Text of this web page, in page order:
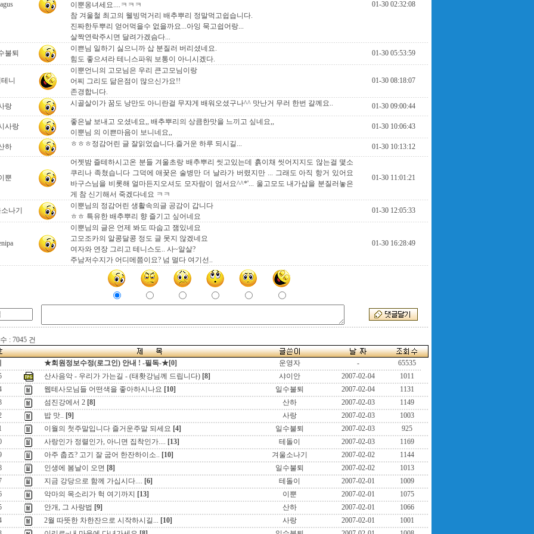
이뿐옹녀세요....ㅋㅋㅋ
참 겨울철 최고의 웰빙먹거리 배추뿌리 정말먹고쉽습니다.
진짜한두뿌리 얻어먹을수 없을까요...아잉 묵고쉽어랑...
살짝연락주시면 달려가겠슴다...
01-30 02:32:08
불퇴
이쁜님 일하기 싫으니까 삽 분질러 버리셨네요.
힘도 좋으셔라 테니스파워 보통이 아니시겠다.
01-30 05:53:59
니
이뿐언니의 고모님은 우리 큰고모님이랑
어찌 그리도 닮은점이 많으신가요!!
존경합니다.
01-30 08:18:07
랑 시골살이가 꿈도 낭만도 아니란걸 무쟈게 배워오셨구나^^ 맛난거 무러 한번 갈께요.. 01-30 09:00:44
사랑
좋은날 보내고 오셨네요,, 배추뿌리의 상큼한맛을 느끼고 싶네요,,
이뿐님 의 이쁜마음이 보니네요,,
01-30 10:06:43
하 ㅎㅎㅎ정감어린 글 잘읽었습니다.즐거운 하루 되시길... 01-30 10:13:12
뿐
어젯밤 즐테하시고온 분들 겨울초랑 배추뿌리 씻고있는데 흙이채 씻어지지도 않는걸 몇소
쿠리나 족쳤습니다 그덕에 애꿎은 술병만 더 날라가 버렸지만 ... 그래도 아직 항거 있어요
바구스님을 비롯해 얼마든지오셔도 모자람이 엄서요^^*'... 울고모도 내가삽을 분질러놓은
게 참 신기해서 죽겠다네요 ㅋㅋ
01-30 11:01:21
나기
이뿐님의 정감어린 생활속의글 공감이 갑니다
ㅎㅎ 특유한 배추뿌리 향 즐기고 싶어네요
01-30 12:05:33
이뿐님의 글은 언제 봐도 따숩고 잼있네요
고모조카의 알콩달콩 정도 글 못지 않겠네요
여자와 연장 그리고 테니스도.. 사~알살?
주남저수지가 어디메쯤이요? 넘 멀다 여기선..
01-30 16:28:49
: 7045 건
★회원정보수정(로그인) 안내 ! -필독-★[0] 운영자 -
65535
산사음악 - 우리가 가는길 - (태홧강님께 드립니다) [8] 샤이안 2007-02-04
1011
웹테사모님들 어떤색을 좋아하시나요 [10] 일수불퇴 2007-02-04
1131
섬진강에서 2 [8] 산하 2007-02-03
1149
밥 맛.. [9] 사랑 2007-02-03
1003
이월의 첫주말입니다 즐거운주말 되세요 [4] 일수불퇴 2007-02-03
925
사랑인가 정렬인가, 아니면 집착인가.... [13] 테돌이 2007-02-03
1169
아주 춥죠? 고기 잘 굽어 한잔하이소.. [10] 겨울소나기 2007-02-02
1144
인생에 봄날이 오면 [8] 일수불퇴 2007-02-02
1013
지금 강당으로 함께 가십시다.... [6] 테돌이 2007-02-01
1009
악마의 목소리가 헉 여기까지 [13] 이뿐 2007-02-01
1075
안개, 그 사랑법 [9] 산하 2007-02-01
1066
2월 따뜻한 차한잔으로 시작하시길... [10] 사랑 2007-02-01
1001